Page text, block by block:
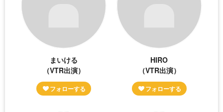
まいける
（VTR出演）
HIRO
（VTR出演）